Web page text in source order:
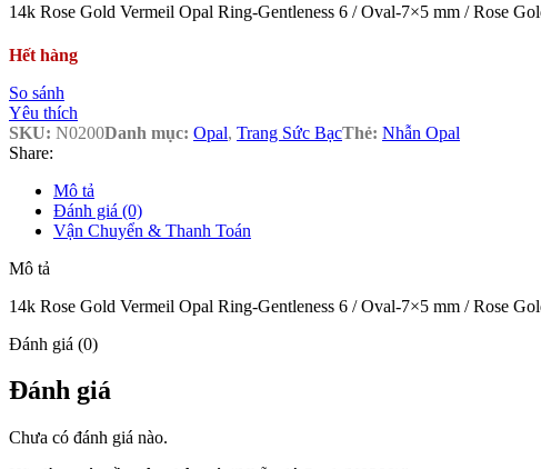
14k Rose Gold Vermeil Opal Ring-Gentleness 6 / Oval-7×5 mm / Rose
Hết hàng
So sánh
Yêu thích
SKU: N0200Danh mục: Opal, Trang Sức BạcThẻ: Nhẫn Opal
Share:
Mô tả
Đánh giá (0)
Vận Chuyển & Thanh Toán
Mô tả
14k Rose Gold Vermeil Opal Ring-Gentleness 6 / Oval-7×5 mm / Rose
Đánh giá (0)
Đánh giá
Chưa có đánh giá nào.